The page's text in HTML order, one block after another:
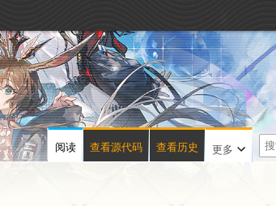
阅读 查看源代码 查看历史 更多
搜
索